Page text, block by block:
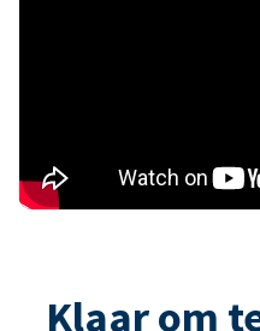
Klaar om